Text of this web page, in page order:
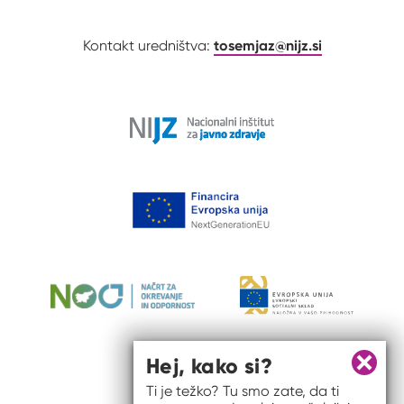
Kontakt uredništva: tosemjaz@nijz.si
Zapri
Hej, kako si?
Ti je težko? Tu smo zate, da ti